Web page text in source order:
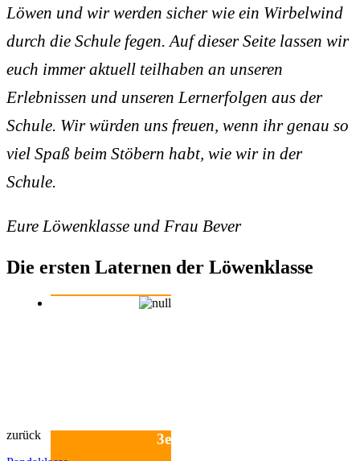
Löwen und wir werden sicher wie ein Wirbelwind
durch die Schule fegen. Auf dieser Seite lassen wir
euch immer aktuell teilhaben an unseren
Erlebnissen und unseren Lernerfolgen aus der
Schule. Wir würden uns freuen, wenn ihr genau so
viel Spaß beim Stöbern habt, wie wir in der
Schule.
Eure Löwenklasse und Frau Bever
Die ersten Laternen der Löwenklasse
3e
zurück